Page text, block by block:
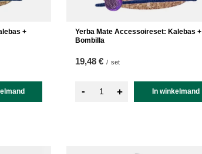
+
Yerba Mate Accessoireset: Kalebas +
Bombilla
19,48 € / set
- + In winkelmand